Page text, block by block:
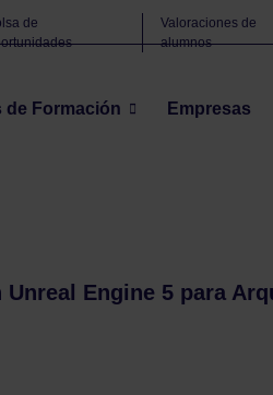
de Formación Empresas
de
Valoraciones de
alumnos
Engine 5 para